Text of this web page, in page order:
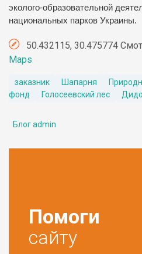
эколого-образовательной
национальных парков Украины.
50.432115, 30.475774
Maps
заказник Шапарня
фонд
Голосеевский лес
Блог admin
Помоги
сайту